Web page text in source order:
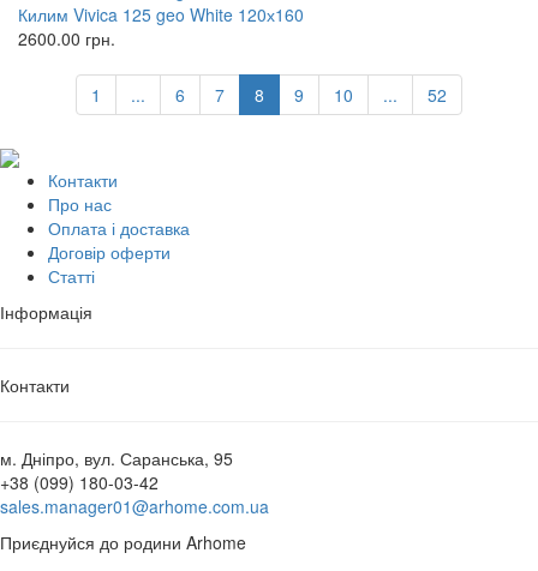
Килим Vivica 125 geo White 120х160
2600.00 грн.
1 ... 6 7 8 9 10 ... 52
Контакти
Про нас
Оплата і доставка
Договір оферти
Статті
Інформація
Контакти
м. Дніпро, вул. Саранська, 95
+38 (099) 180-03-42
sales.manager01@arhome.com.ua
Приєднуйся до родини Arhome